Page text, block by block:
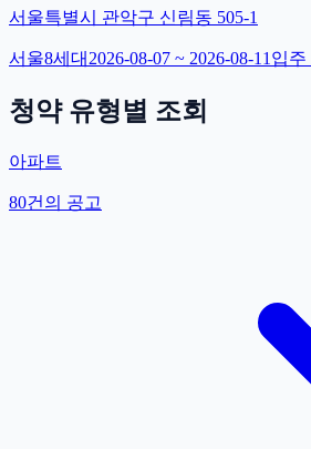
서울특별시 관악구 신림동 505-1
서울8세대 2026-08-07 ~ 2026-08-11 입주
청약 유형별 조회
아파트
80건의 공고